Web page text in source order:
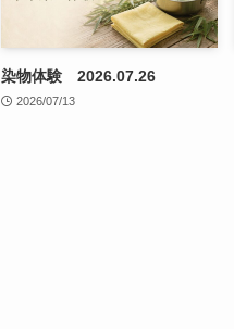
染物体験 2026.07.26
2026/07/13